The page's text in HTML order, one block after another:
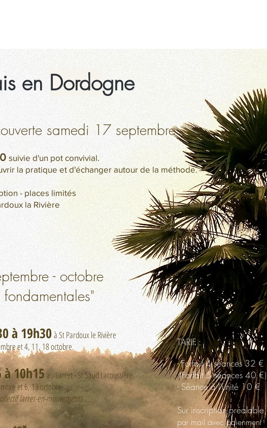
enDordogne
samedi 17 septembre
suivie d'un pot convivial.
la pratique et d'échanger autour de la méthode.
- places limités
la Rivière
à 19h30à St Pardoux le Rivière
et 4, 11, 18 octobre.​
10h15au Larret - St Saud Lacoussière
et ​6, 13 octobre
larret-en-mouvement)​
- octobre
TARIF :
- Forfait 4 séances 32 €
(Forfait 5 séances 40 €)
- Séance à l'unité 10 €
Sur inscription préalable,
par mail avec paienment